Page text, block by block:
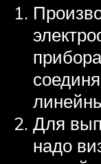
Для
надо